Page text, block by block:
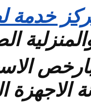
خدمة
بارخص